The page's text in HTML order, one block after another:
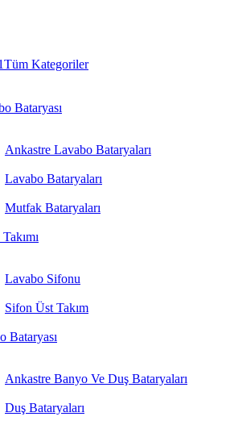
Tüm Kategoriler
Bataryası
Ankastre Lavabo Bataryaları
Lavabo Bataryaları
Mutfak Bataryaları
Lavabo Sifonu
Sifon Üst Takım
Bataryası
Ankastre Banyo Ve Duş Bataryaları
Duş Bataryaları